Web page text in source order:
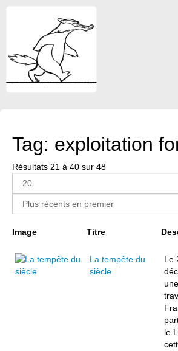
Tag: exploitation
Résultats 21 à 40 sur 48
Image Titre
La tempête du
siècle
Le
le